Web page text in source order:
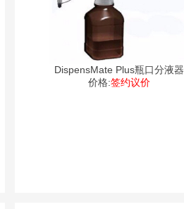
DispensMate Plus瓶口分液器
2.5~25
价格:签约议价